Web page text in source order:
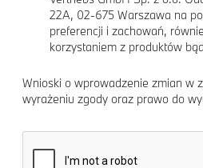
22A, 02-675 Warszawa na
preferencji i zachowań,
korzystaniem z produktów
Wnioski o wprowadzenie zmian w
wyrażeniu zgody oraz prawo do